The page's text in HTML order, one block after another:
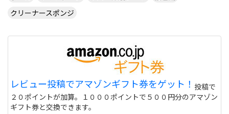
クリーナースポンジ
レビュー投稿でアマゾンギフト券をゲット！ 投稿で
２０ポイントが加算。１０００ポイントで５００円分のアマゾン
ギフト券と交換できます。